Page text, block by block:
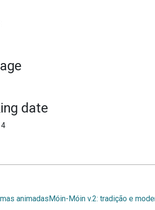
date
animadas Móin-Móin v.2: tradição e